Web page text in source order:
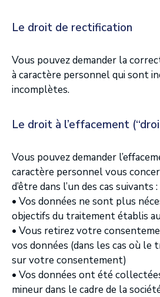
Le droit de rectification
Vous pouvez demander la
à caractère personnel qui sont
incomplètes.
Le droit à l’effacement
Vous pouvez demander
caractère personnel vous
d’être dans l’un des cas suivants :
• Vos données ne sont plus
objectifs du traitement établis
• Vous retirez votre
vos données (dans les cas où
sur votre consentement)
• Vos données ont été
mineur dans le cadre de la